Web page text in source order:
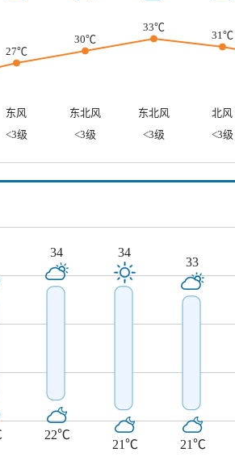
27℃
30℃
33℃
31℃
东风 东北风 东北风
北风
<3级 <3级 <3级 <3级
34
22℃
34
21℃
33
21℃